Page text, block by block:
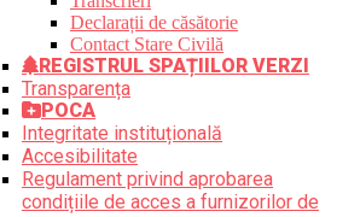
Declarații de căsătorie
Contact Stare Civilă
REGISTRUL SPAȚIILOR VERZI
Transparența
POCA
Integritate instituțională
Accesibilitate
Regulament privind aprobarea
condițiile de acces a furnizorilor de